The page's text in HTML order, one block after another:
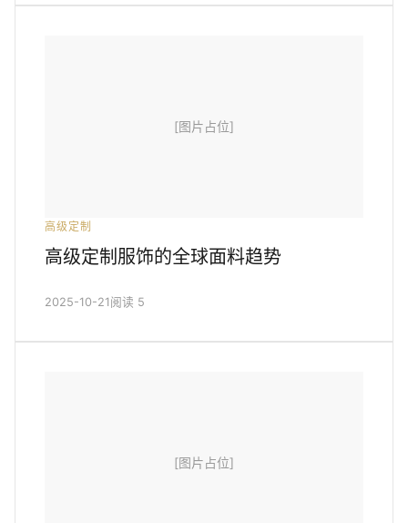
[图片占位]
高级定制
高级定制服饰的全球面料趋势
2025-10-21 阅读 5
[图片占位]